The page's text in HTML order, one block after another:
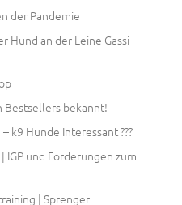
der Pandemie
Hund an der Leine Gassi
Bestsellers bekannt!
k9 Hunde Interessant ???
IGP und Forderungen zum
| Sprenger